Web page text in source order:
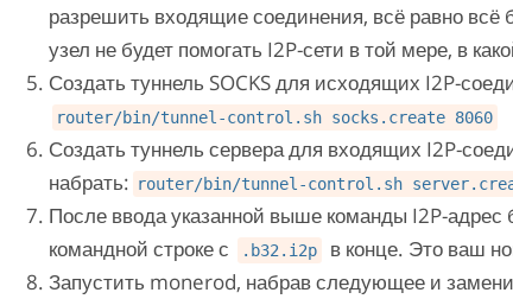
разрешить входящие соединения, всё равно всё
узел не будет помогать I2P-сети в той мере, в
Создать туннель SOCKS для исходящих I2P-
router/bin/tunnel-control.sh socks.create 8060
Создать туннель сервера для входящих I2P-
набрать: router/bin/tunnel-control.sh
После ввода указанной выше команды I2P-адрес
командной строке с
.b32.i2p
в конце. Это ваш
Запустить monerod, набрав следующее и